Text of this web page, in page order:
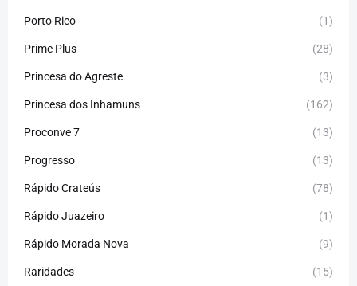
Porto Rico (1)
Prime Plus (28)
Princesa do Agreste (3)
Princesa dos Inhamuns (162)
Proconve 7 (13)
Progresso (13)
Rápido Crateús (78)
Rápido Juazeiro (1)
Rápido Morada Nova (9)
Raridades (15)